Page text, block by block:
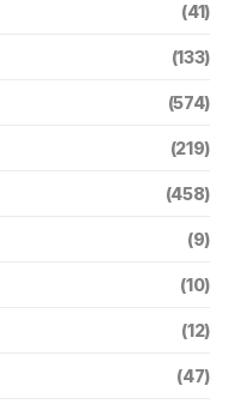
(41)
(133)
(574)
(219)
(458)
(9)
(10)
(12)
(47)